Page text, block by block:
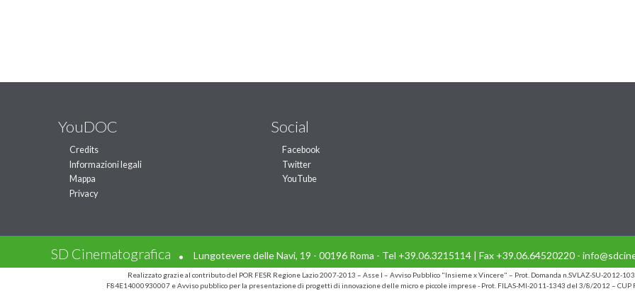
YouDOC
Credits
Informazioni legali
Mappa
Privacy
Social
Facebook
Twitter
YouTube
SD Cinematografica . Lungotevere delle Navi, 19 - 00196 Roma - Tel +39.06.3215114 | Fax +39.06.64520220 -
Realizzato grazie al contributo del POR FESR Regione Lazio 2007-2013 – Asse I – Avviso Pubblico "Insieme x Vincere" – Prot. Domanda n.SVLAZ-SU-2012-
F84E14000930007 e Avviso pubblico per la presentazione di progetti di innovazione delle micro e piccole imprese - Prot. FILAS-MI-2011-1343 del 3/8/2012 –